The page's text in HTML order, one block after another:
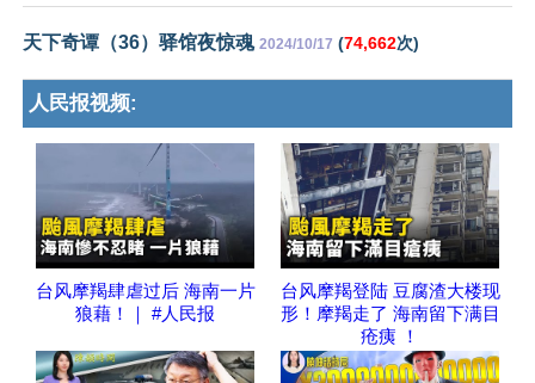
天下奇谭（36）驿馆夜惊魂 2024/10/17 (74,662次)
人民报视频:
台风摩羯肆虐过后 海南一片
狼藉！｜ #人民报
台风摩羯登陆 豆腐渣大楼现
形！摩羯走了 海南留下满目
疮痍 ！